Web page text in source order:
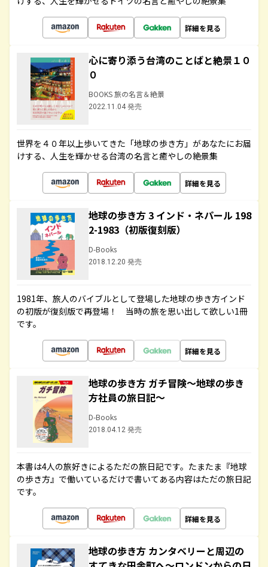
詳細を見る
心に寄り添う台湾のことばと絶景１０
０
BOOKS 旅の名言＆絶景
2022.11.04 発売
世界を４０年以上歩いてきた「地球の歩き方」があなたにお届
けする、人生を輝かせる台湾の名言と癒やしの絶景集
詳細を見る
地球の歩き方 3 インド・ネパール 198
2-1983（初版復刻版）
D-Books
2018.12.20 発売
1981年、旅人のバイブルとして登場した地球の歩き方インド
の初版が復刻版で再登場！ 当時の旅を思い出して欲しい1冊
です。
詳細を見る
地球の歩き方 ガチ冒険～地球の歩き
方社員の旅日記～
D-Books
2018.04.12 発売
本書は4人の旅好きによるただの旅日記です。たまたま『地球
の歩き方』で働いているだけで書いてある内容はただの旅日記
です。
詳細を見る
地球の歩き方 カンタベリーと周辺の